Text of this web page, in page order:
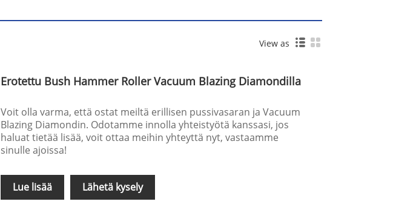
View as
Erotettu Bush Hammer Roller Vacuum Blazing Diamondilla
Voit olla varma, että ostat meiltä erillisen pussivasaran ja Vacuum
Blazing Diamondin. Odotamme innolla yhteistyötä kanssasi, jos
haluat tietää lisää, voit ottaa meihin yhteyttä nyt, vastaamme
sinulle ajoissa!
Lue lisää Lähetä kysely